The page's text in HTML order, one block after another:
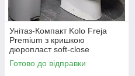
Унітаз-Компакт Kolo Freja
Premium з кришкою
дюропласт soft-close
(L79047000)
Готово до відправки